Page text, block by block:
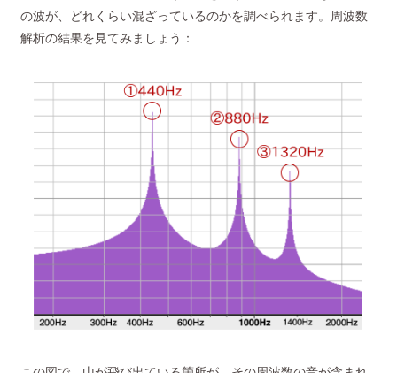
の波が、どれくらい混ざっているのかを調べられます。周波数
解析の結果を見てみましょう：